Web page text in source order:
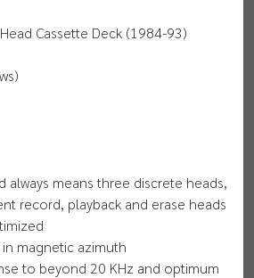
Cassette Deck (1984-93)
always means three discrete heads,
record, playback and erase heads
magnetic azimuth
to beyond 20 KHz and optimum